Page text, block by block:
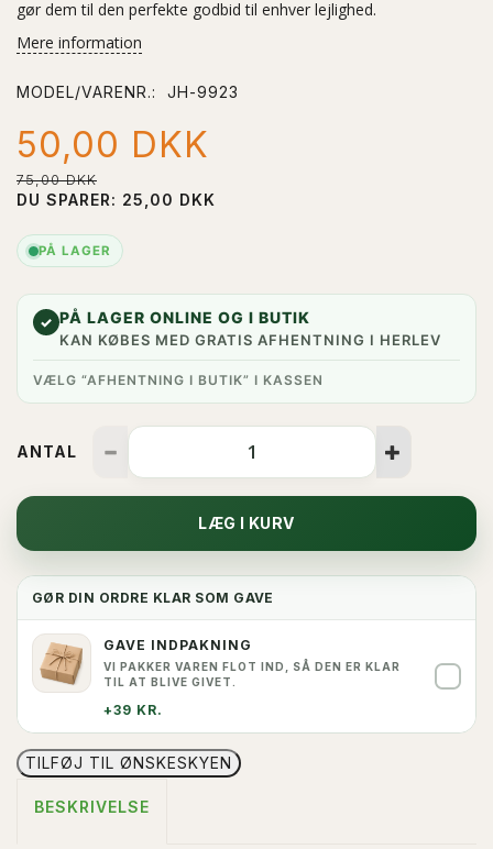
gør dem til den perfekte godbid til enhver lejlighed.
Mere information
MODEL/VARENR.: JH-9923
50,00 DKK
75,00 DKK
DU SPARER: 25,00 DKK
PÅ LAGER
✓ PÅ LAGER ONLINE OG I BUTIK
KAN KØBES MED GRATIS AFHENTNING I HERLEV
VÆLG “AFHENTNING I BUTIK” I KASSEN
ANTAL
LÆG I KURV
GØR DIN ORDRE KLAR SOM GAVE
GAVE INDPAKNING
VI PAKKER VAREN FLOT IND, SÅ DEN ER KLAR
TIL AT BLIVE GIVET.
+39 KR.
TILFØJ TIL ØNSKESKYEN
BESKRIVELSE